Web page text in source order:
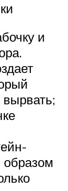
и
образом